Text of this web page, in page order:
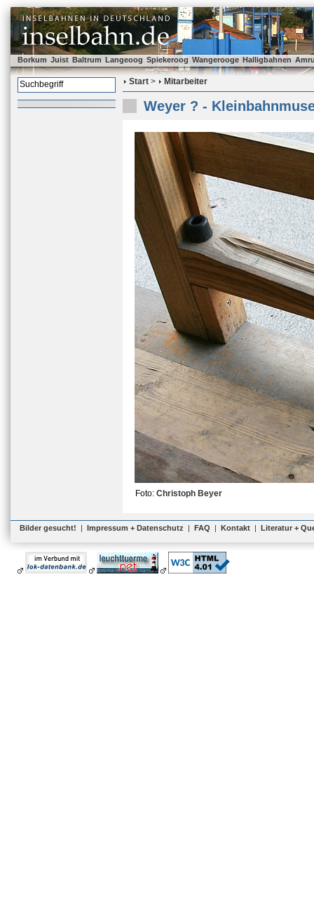
Borkum Juist Baltrum Langeoog Spiekeroog Wangerooge Halligbahnen
Start > Mitarbeiter
Weyer ? -
Foto: Christoph Beyer
Bilder gesucht! | Impressum + Datenschutz | FAQ | Kontakt | Literatur +